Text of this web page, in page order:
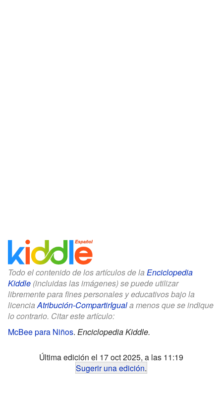
Todo el contenido de los artículos de la Enciclopedia
Kiddle (incluidas las imágenes) se puede utilizar
libremente para fines personales y educativos bajo la
licenciaAtribución-CompartirIguala menos que se indique
lo contrario. Citar este artículo:
McBee para Niños. Enciclopedia Kiddle.
Última edición el 17 oct 2025, a las 11:19
Sugerir una edición.